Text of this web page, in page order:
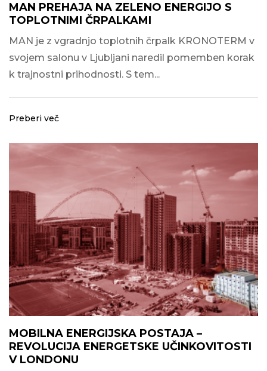
MAN PREHAJA NA ZELENO ENERGIJO S
TOPLOTNIMI ČRPALKAMI
MAN je z vgradnjo toplotnih črpalk KRONOTERM v
svojem salonu v Ljubljani naredil pomemben korak
k trajnostni prihodnosti. S tem...
Preberi več
MOBILNA ENERGIJSKA POSTAJA –
REVOLUCIJA ENERGETSKE UČINKOVITOSTI
V LONDONU